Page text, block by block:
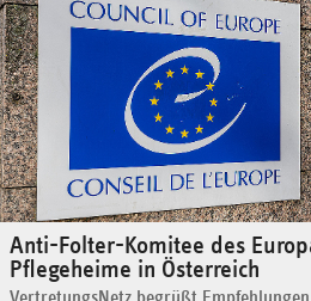
Anti-Folter-Komitee des
Pflegeheime in Österreich